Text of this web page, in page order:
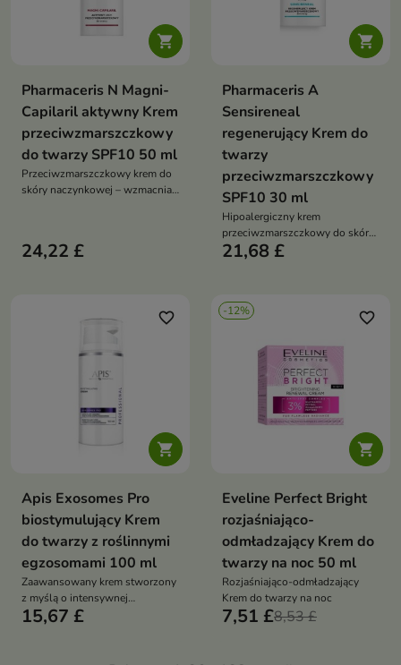

Pharmaceris N Magni-
Capilaril aktywny Krem
przeciwzmarszczkowy
do twarzy SPF10 50 ml
Przeciwzmarszczkowy krem do
skóry naczynkowej – wzmacnia
24,22 £

Pharmaceris A
Sensireneal
regenerujący Krem do
twarzy
przeciwzmarszczkowy
SPF10 30 ml
Hipoalergiczny krem
przeciwzmarszczkowy do skóry
wrażliwej – regeneruje,
21,68 £

favorite_border
Apis Exosomes Pro
biostymulujący Krem
do twarzy z roślinnymi
egzosomami 100 ml
Zaawansowany krem stworzony
z myślą o intensywnej
regeneracji i widocznym
15,67 £
-12%

favorite_border
Eveline Perfect Bright
rozjaśniająco-
odmładzający Krem do
twarzy na noc 50 ml
Rozjaśniająco-odmładzający
Krem do twarzy na noc
7,51 £8,53 £